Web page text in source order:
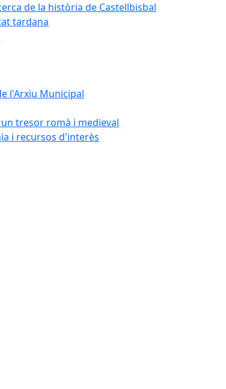
de la història de Castellbisbal
tardana
l'Arxiu Municipal
un tresor romà i medieval
i recursos d'interès